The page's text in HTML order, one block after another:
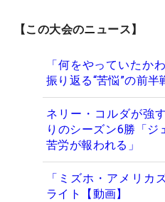
【この大会のニュース】
「何をやっていたか
振り返る“苦悩”の前半
ネリー・コルダが強
りのシーズン6勝「ジ
苦労が報われる」
「ミズホ・アメリカ
ライト【動画】